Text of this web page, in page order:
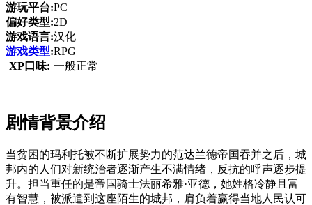
游玩平台:PC
偏好类型:2D
游戏语言:汉化
游戏类型:RPG
XP口味: 一般正常
剧情背景介绍
当贫困的玛利托被不断扩展势力的范达兰德帝国吞并之后，城
邦内的人们对新统治者逐渐产生不满情绪，反抗的呼声逐步提
升。担当重任的是帝国骑士法丽希雅·亚德，她姓格冷静且富
有智慧，被派遣到这座陌生的城邦，肩负着赢得当地人民认可